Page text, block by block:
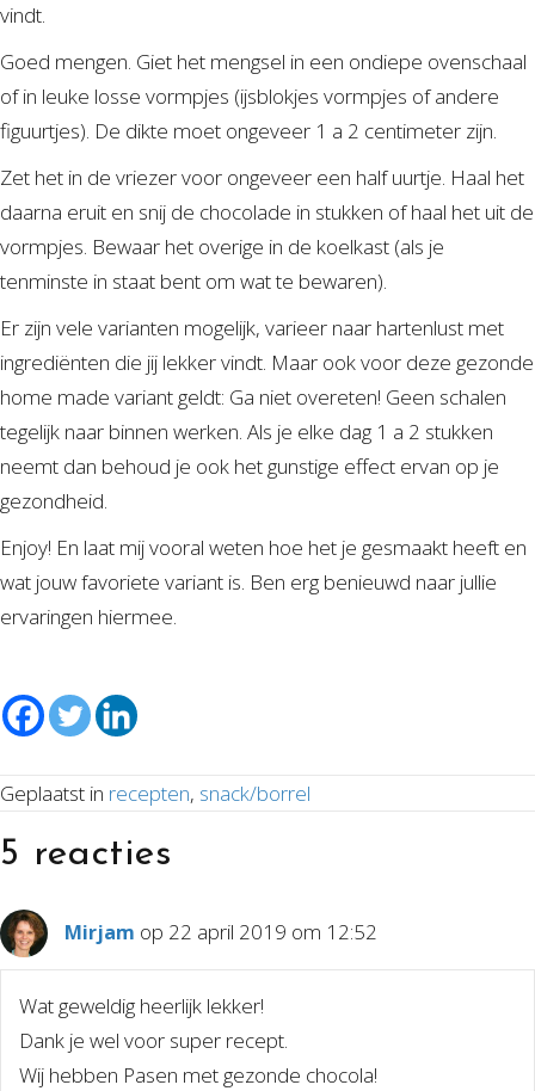
vindt.
Goed mengen. Giet het mengsel in een ondiepe ovenschaal
of in leuke losse vormpjes (ijsblokjes vormpjes of andere
figuurtjes). De dikte moet ongeveer 1 a 2 centimeter zijn.
Zet het in de vriezer voor ongeveer een half uurtje. Haal het
daarna eruit en snij de chocolade in stukken of haal het uit de
vormpjes. Bewaar het overige in de koelkast (als je
tenminste in staat bent om wat te bewaren).
Er zijn vele varianten mogelijk, varieer naar hartenlust met
ingrediënten die jij lekker vindt. Maar ook voor deze gezonde
home made variant geldt: Ga niet overeten! Geen schalen
tegelijk naar binnen werken. Als je elke dag 1 a 2 stukken
neemt dan behoud je ook het gunstige effect ervan op je
gezondheid.
Enjoy! En laat mij vooral weten hoe het je gesmaakt heeft en
wat jouw favoriete variant is. Ben erg benieuwd naar jullie
ervaringen hiermee.
Geplaatst in recepten, snack/borrel
5 reacties
Mirjam op 22 april 2019 om 12:52
Wat geweldig heerlijk lekker!
Dank je wel voor super recept.
Wij hebben Pasen met gezonde chocola!